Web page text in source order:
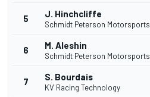
5 J. Hinchcliffe
Schmidt Peterson Motorsports
6 M. Aleshin
Schmidt Peterson Motorsports
7 S. Bourdais
KV Racing Technology